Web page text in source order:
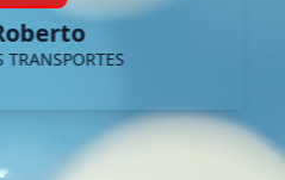
TRANSPORTES